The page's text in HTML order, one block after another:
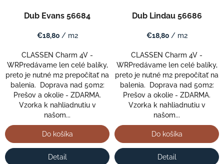
Dub Evans 56684
€18,80 / m2
CLASSEN Charm 4V -
WRPredávame len celé balíky,
preto je nutné m2 prepočítať na
balenia. Doprava nad 50m2:
Prešov a okolie - ZDARMA.
Vzorka k nahliadnutiu v
našom...
Do košíka
Detail
Dub Lindau 56686
€18,80 / m2
CLASSEN Charm 4V -
WRPredávame len celé balíky,
preto je nutné m2 prepočítať na
balenia. Doprava nad 50m2:
Prešov a okolie - ZDARMA.
Vzorka k nahliadnutiu v
našom...
Do košíka
Detail